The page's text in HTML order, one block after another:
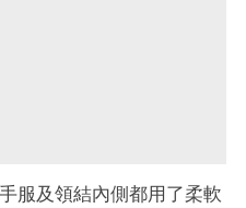
服及領結內側都用了柔軟